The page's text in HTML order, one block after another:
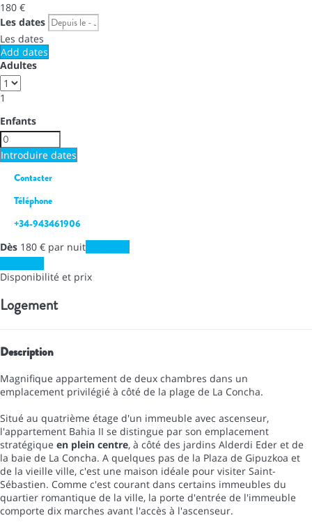
180 €
Les dates
Les dates
Add dates
Adultes
1
Enfants
Introduire dates
Contacter
Téléphone
+34-943461906
Dès 180 € par nuit
Disponibilité et prix
Logement
Description
Magnifique appartement de deux chambres dans un
emplacement privilégié à côté de la plage de La Concha.
Situé au quatrième étage d'un immeuble avec ascenseur,
l'appartement Bahia II se distingue par son emplacement
stratégique en plein centre, à côté des jardins Alderdi Eder et de
la baie de La Concha. A quelques pas de la Plaza de Gipuzkoa et
de la vieille ville, c'est une maison idéale pour visiter Saint-
Sébastien. Comme c'est courant dans certains immeubles du
quartier romantique de la ville, la porte d'entrée de l'immeuble
comporte dix marches avant l'accès à l'ascenseur.